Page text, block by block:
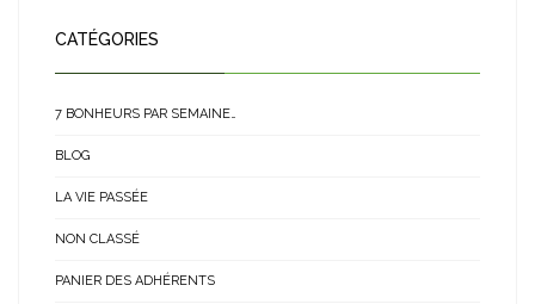
CATÉGORIES
7 BONHEURS PAR SEMAINE…
BLOG
LA VIE PASSÉE
NON CLASSÉ
PANIER DES ADHÉRENTS